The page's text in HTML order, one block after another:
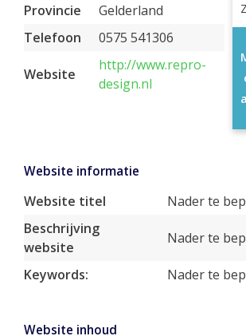
Provincie
Gelderland
Telefoon
0575 541306
Website
http://www.repro-
design.nl
Website informatie
Website titel
Nader te
Beschrijving
website
Nader te
Keywords: Nader te
Website inhoud